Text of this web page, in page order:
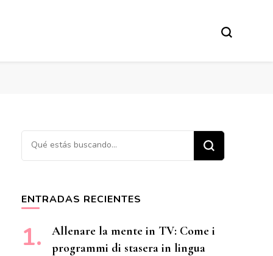
¿Buscas algo?
ENTRADAS RECIENTES
Allenare la mente in TV: Come i
programmi di stasera in lingua